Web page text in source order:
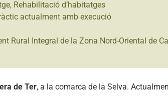
, Rehabilitació d’habitatges
actualment amb execució
Rural Integral de la Zona Nord-Oriental de
de Ter, a la comarca de la Selva.